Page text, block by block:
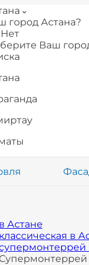
город Астана?
Нет
Ваш
Астане
в